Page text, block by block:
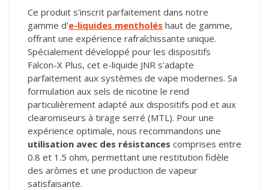
Ce produit s'inscrit parfaitement dans notre
gamme d'e-liquides mentholés haut de gamme,
offrant une expérience rafraîchissante unique.
Spécialement développé pour les dispositifs
Falcon-X Plus, cet e-liquide JNR s'adapte
parfaitement aux systèmes de vape modernes. Sa
formulation aux sels de nicotine le rend
particulièrement adapté aux dispositifs pod et aux
clearomiseurs à tirage serré (MTL). Pour une
expérience optimale, nous recommandons une
utilisation avec des résistances comprises entre
0.8 et 1.5 ohm, permettant une restitution fidèle
des arômes et une production de vapeur
satisfaisante.